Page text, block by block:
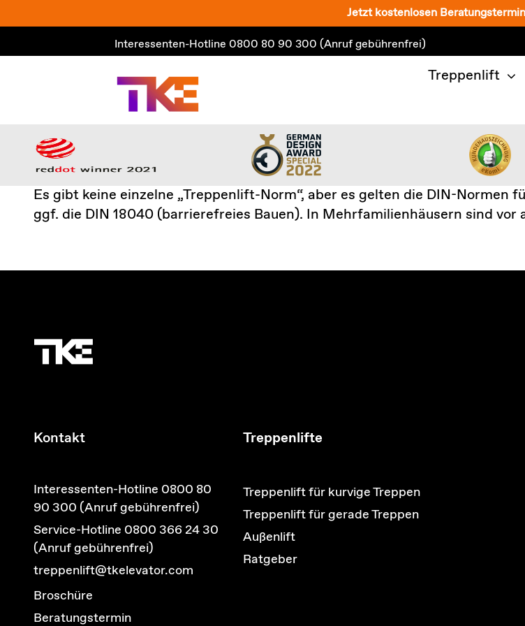
Inhalt
Jetzt kostenlosen
Interessenten-Hotline 0800 80 90 300 (Anruf gebührenfrei)
Treppenlift
Es gibt keine einzelne „Treppenlift-Norm“, aber es gelten die DIN-Normen
ggf. die DIN 18040 (barrierefreies Bauen). In Mehrfamilienhäusern sind
Kontakt
Interessenten-Hotline 0800 80
90 300 (Anruf gebührenfrei)
Service-Hotline 0800 366 24 30
(Anruf gebührenfrei)
treppenlift@tkelevator.com
Broschüre
Beratungstermin
Treppenlifte
Treppenlift für kurvige Treppen
Treppenlift für gerade Treppen
Außenlift
Ratgeber